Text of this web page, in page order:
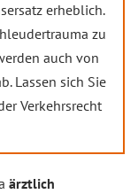
erheblich.
zu
auch von
Lassen sich Sie
Verkehrsrecht
ärztlich